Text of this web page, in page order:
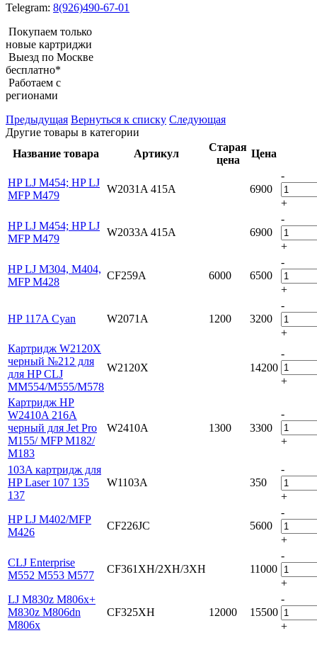
Telegram: 8(926)490-67-01
Покупаем только
новые картриджи
Выезд по Москве
бесплатно*
Работаем с
регионами
Предыдущая Вернуться к списку Следующая
Другие товары в категории
Название товара
Артикул
Старая
цена
Цена
HP LJ M454; HP LJ
MFP M479
W2031A 415A 6900
-
+
HP LJ M454; HP LJ
MFP M479
W2033A 415A 6900
-
+
HP LJ M304, M404,
MFP M428
CF259A 6000 6500
-
+
HP 117A Cyan W2071A 1200 3200
-
+
Картридж W2120X
черный №212 для
для HP CLJ
MM554/M555/M578
W2120X 14200
-
+
Картридж HP
W2410A 216A
черный для Jet Pro
M155/ MFP M182/
M183
W2410A 1300 3300
-
+
103A картридж для
HP Laser 107 135
137
W1103A 350
-
+
HP LJ M402/MFP
M426
CF226JC 5600
-
+
CLJ Enterprise
M552 M553 M577
CF361XH/2XH/3XH 11000
-
+
LJ M830z M806x+
M830z M806dn
M806x
CF325XH 12000 15500
-
+